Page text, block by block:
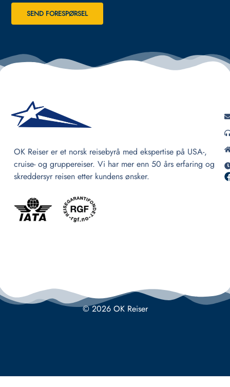
SEND FORESPØRSEL
OK Reiser er et norsk reisebyrå med ekspertise på USA-,
cruise- og gruppereiser. Vi har mer enn 50 års erfaring og
skreddersyr reisen etter kundens ønsker.
© 2026 OK Reiser